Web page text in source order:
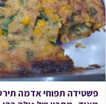
פשטידה תפוחי אדמה